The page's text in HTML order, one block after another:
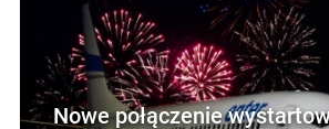
Nowe połączenie